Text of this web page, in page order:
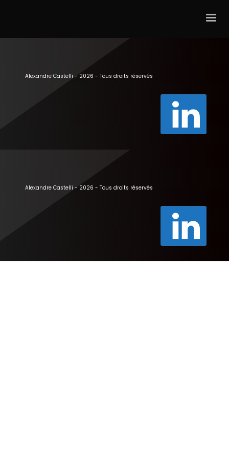
Alexandre Castelli - 2026 - Tous droits réservés
Alexandre Castelli - 2026 - Tous droits réservés